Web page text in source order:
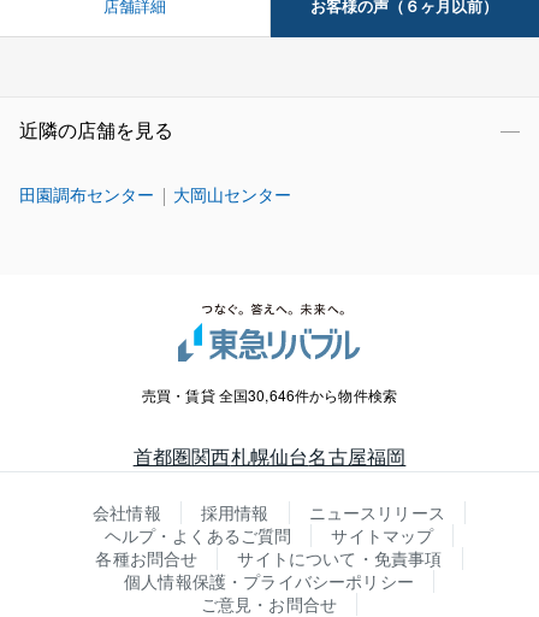
店舗詳細 お客様の声（６ヶ月以前）
近隣の店舗を見る
田園調布センター 大岡山センター
売買・賃貸 全国30,646件から物件検索
首都圏関西札幌仙台名古屋福岡
会社情報 採用情報
ニュースリリース
ヘルプ・よくあるご質問
サイトマップ
各種お問合せ
サイトについて・免責事項
個人情報保護・プライバシーポリシー
ご意見・お問合せ